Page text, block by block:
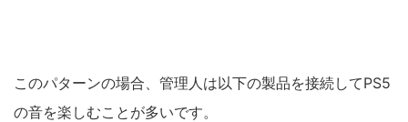
このパターンの場合、管理人は以下の製品を接続してPS5
の音を楽しむことが多いです。